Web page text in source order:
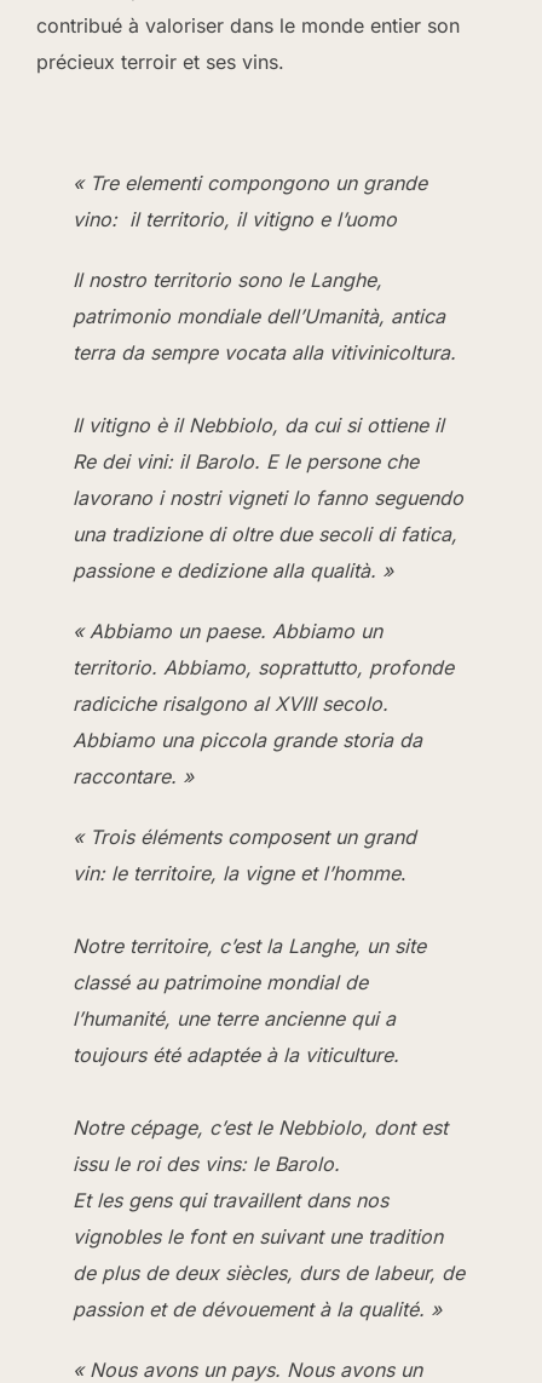
contribué à valoriser dans le monde entier son
précieux terroir et ses vins.
« Tre elementi compongono un grande
vino: il territorio, il vitigno e l’uomo
Il nostro territorio sono le Langhe,
patrimonio mondiale dell’Umanità, antica
terra da sempre vocata alla vitivinicoltura.
Il vitigno è il Nebbiolo, da cui si ottiene il
Re dei vini: il Barolo. E le persone che
lavorano i nostri vigneti lo fanno seguendo
una tradizione di oltre due secoli di fatica,
passione e dedizione alla qualità. »
« Abbiamo un paese. Abbiamo un
territorio. Abbiamo, soprattutto, profonde
radiciche risalgono al XVIII secolo.
Abbiamo una piccola grande storia da
raccontare. »
« Trois éléments composent un grand
vin: le territoire, la vigne et l’homme.
Notre territoire, c’est la Langhe, un site
classé au patrimoine mondial de
l’humanité, une terre ancienne qui a
toujours été adaptée à la viticulture.
Notre cépage, c’est le Nebbiolo, dont est
issu le roi des vins: le Barolo.
Et les gens qui travaillent dans nos
vignobles le font en suivant une tradition
de plus de deux siècles, durs de labeur, de
passion et de dévouement à la qualité. »
« Nous avons un pays. Nous avons un